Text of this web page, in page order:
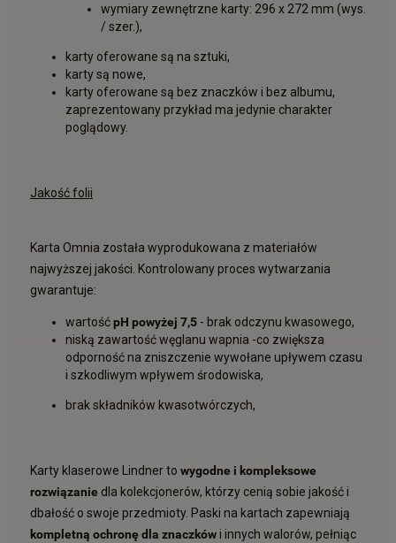
wymiary zewnętrzne karty: 296 x 272 mm (wys.
/ szer.),
karty oferowane są na sztuki,
karty są nowe,
karty oferowane są bez znaczków i bez albumu,
zaprezentowany przykład ma jedynie charakter
poglądowy.
Jakość folii
Karta Omnia została wyprodukowana z materiałów
najwyższej jakości. Kontrolowany proces wytwarzania
gwarantuje:
wartośćpH powyżej 7,5 - brak odczynu kwasowego,
niską zawartość węglanu wapnia -co zwiększa
odporność na zniszczenie wywołane upływem czasu
i szkodliwym wpływem środowiska,
brak składników kwasotwórczych,
Karty klaserowe Lindner to wygodne i kompleksowe
rozwiązanie dla kolekcjonerów, którzy cenią sobie jakość i
dbałość o swoje przedmioty. Paski na kartach zapewniają
kompletną ochronę dla znaczkówi innych walorów, pełniąc